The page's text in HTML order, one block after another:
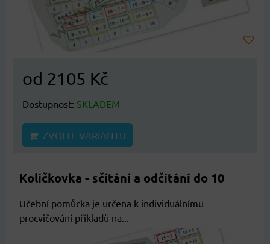
od 2105 Kč
Dostupnost: SKLADEM
ZVOLTE VARIANTU
Kolíčkovka - sčítání a odčítání do 10
Učební pomůcka je určena k individuálnímu
procvičování příkladů na...